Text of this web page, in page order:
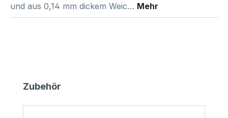
und aus 0,14 mm dickem Weic… Mehr
Produktgalerie überspringen
Zubehör